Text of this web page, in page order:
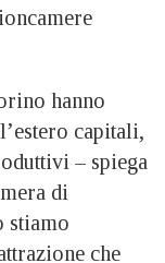
hanno
capitali,
– spiega
di
stiamo
che